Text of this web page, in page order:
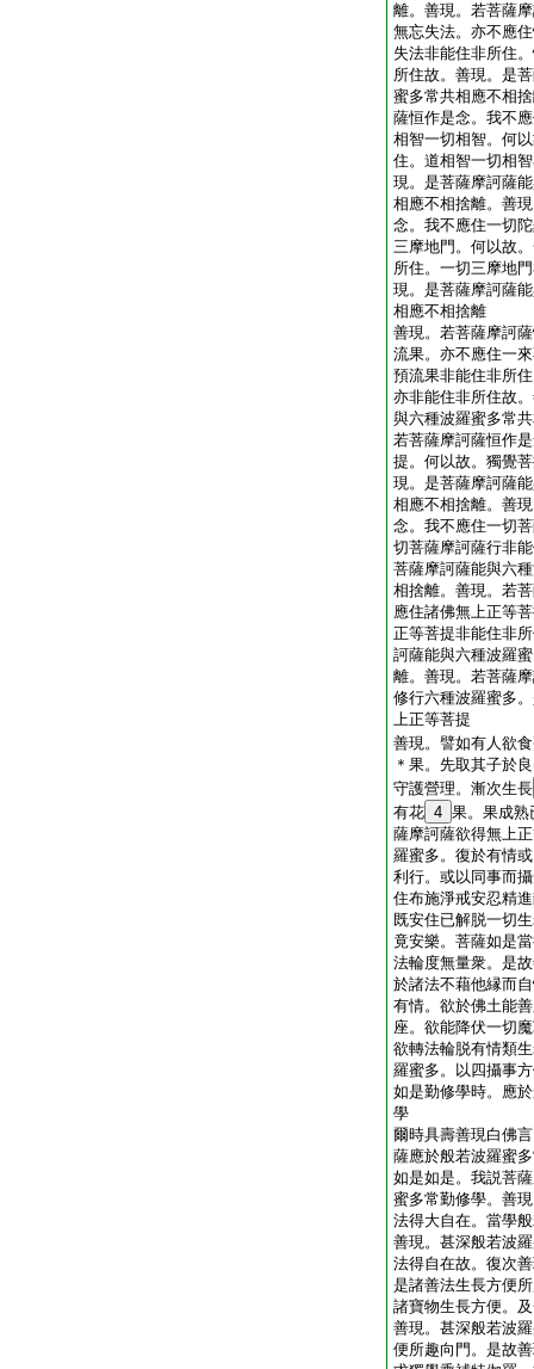
離。善現。若菩薩
無忘失法。亦不應
失法非能住非所住
所住故。善現。是
蜜多常共相應不相
薩恒作是念。我不
相智一切相智。何
住。道相智一切相
現。是菩薩摩訶薩
相應不相捨離。善
念。我不應住一切
三摩地門。何以故
所住。一切三摩地
現。是菩薩摩訶薩
相應不相捨離
善現。若菩薩摩訶
流果。亦不應住一
預流果非能住非所
亦非能住非所住故
與六種波羅蜜多常
若菩薩摩訶薩恒作
提。何以故。獨覺
現。是菩薩摩訶薩
相應不相捨離。善
念。我不應住一切
切菩薩摩訶薩行非
菩薩摩訶薩能與六
相捨離。善現。若
應住諸佛無上正等
正等菩提非能住非
訶薩能與六種波羅
離。善現。若菩薩
修行六種波羅蜜多
上正等菩提
善現。譬如有人欲
＊果。先取其子於
守護營理。漸次生長
有花 4 果。果成熟
薩摩訶薩欲得無上
羅蜜多。復於有情
利行。或以同事而
住布施淨戒安忍精
既安住已解脱一切
竟安樂。菩薩如是
法輪度無量衆。是
於諸法不藉他縁而
有情。欲於佛土能
座。欲能降伏一切
欲轉法輪脱有情類
羅蜜多。以四攝事
如是勤修學時。應
學
爾時具壽善現白佛
薩應於般若波羅蜜
如是如是。我説菩
蜜多常勤修學。善
法得大自在。當學
善現。甚深般若波
法得自在故。復次
是諸善法生長方便
諸寶物生長方便。
善現。甚深般若波
便所趣向門。是故